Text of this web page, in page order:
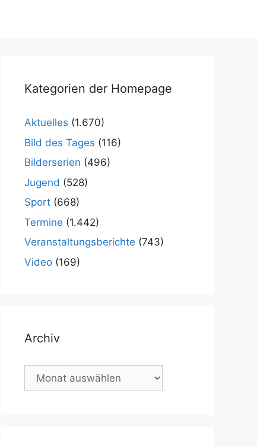
Kategorien der Homepage
Aktuelles (1.670)
Bild des Tages (116)
Bilderserien (496)
Jugend (528)
Sport (668)
Termine (1.442)
Veranstaltungsberichte (743)
Video (169)
Archiv
Archiv